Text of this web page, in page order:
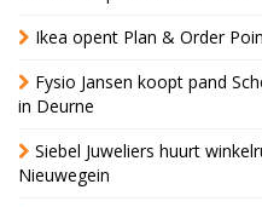
Ikea opent Plan & Order
Fysio Jansen koopt pand
in Deurne
Siebel Juweliers huurt
Nieuwegein